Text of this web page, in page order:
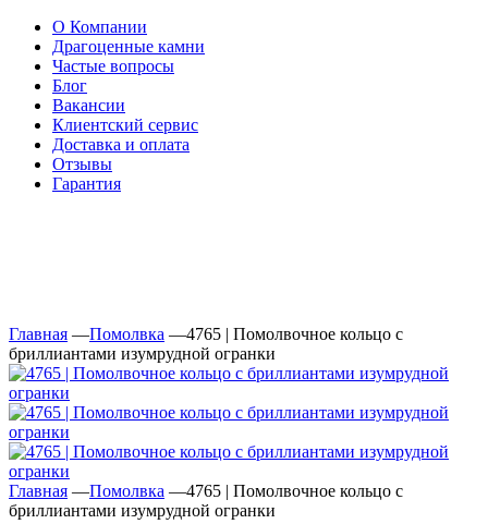
О Компании
Драгоценные камни
Частые вопросы
Блог
Вакансии
Клиентский сервис
Доставка и оплата
Отзывы
Гарантия
Главная —Помолвка —4765 | Помолвочное кольцо с
бриллиантами изумрудной огранки
Главная —Помолвка —4765 | Помолвочное кольцо с
бриллиантами изумрудной огранки